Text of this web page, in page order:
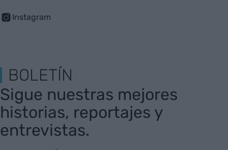
Instagram
BOLETÍN
Sigue nuestras mejores
historias, reportajes y
entrevistas.